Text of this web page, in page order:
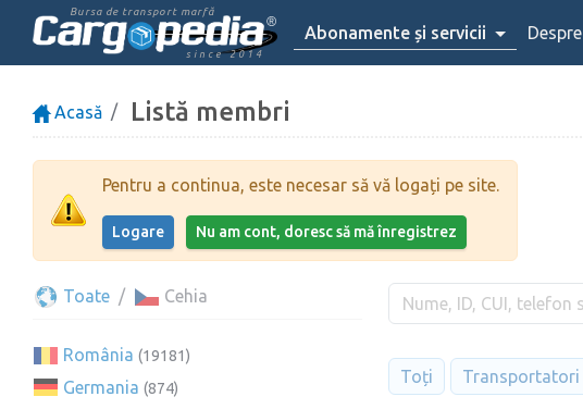
Bursa de transport marfă
since 2014
Abonamente și servicii Despre
Acasă Listă membri
Pentru a continua, este necesar să vă logați pe site.
Logare Nu am cont, doresc să mă înregistrez
Toate Cehia
România (19181)
Germania (874)
Toți Transportatori